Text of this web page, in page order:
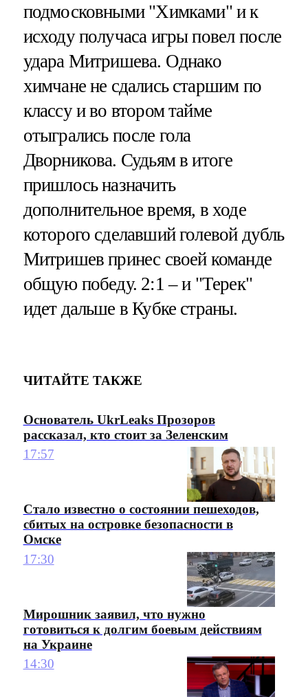
подмосковными "Химками" и к
исходу получаса игры повел после
удара Митришева. Однако
химчане не сдались старшим по
классу и во втором тайме
отыгрались после гола
Дворникова. Судьям в итоге
пришлось назначить
дополнительное время, в ходе
которого сделавший голевой дубль
Митришев принес своей команде
общую победу. 2:1 – и "Терек"
идет дальше в Кубке страны.
ЧИТАЙТЕ ТАКЖЕ
Основатель UkrLeaks Прозоров
рассказал, кто стоит за Зеленским
17:57
Стало известно о состоянии пешеходов,
сбитых на островке безопасности в
Омске
17:30
Мирошник заявил, что нужно
готовиться к долгим боевым действиям
на Украине
14:30